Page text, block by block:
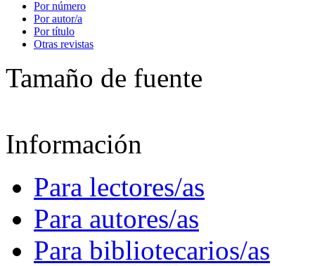
Por número
Por autor/a
Por título
Otras revistas
Tamaño de fuente
Información
Para lectores/as
Para autores/as
Para bibliotecarios/as